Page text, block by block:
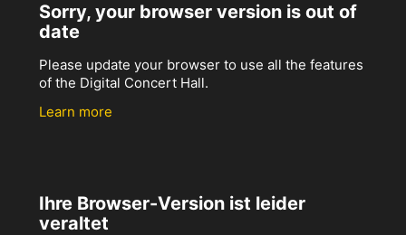
Sorry, your browser version is out of
date
Please update your browser to use all the features
of the Digital Concert Hall.
Learn more
Ihre Browser-Version ist leider
veraltet